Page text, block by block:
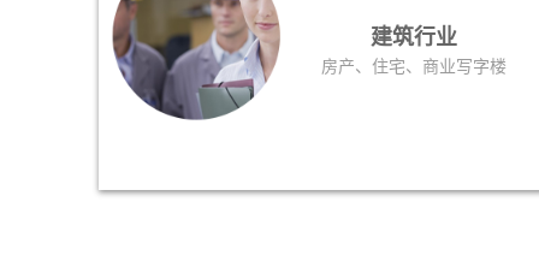
建筑行业
房产、住宅、商业写字楼